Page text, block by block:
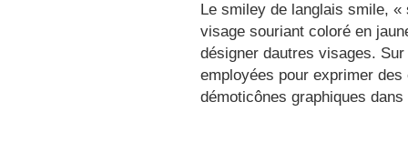
Le smiley de langlais smile,
visage souriant coloré en
désigner dautres visages.
employées pour exprimer
démoticônes graphiques